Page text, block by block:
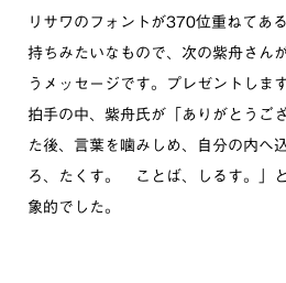
リサワのフォントが370位重ねてあ
持ちみたいなもので、次の紫舟さん
うメッセージです。プレゼントしま
拍手の中、紫舟氏が「ありがとうご
た後、言葉を噛みしめ、自分の内へ
ろ、たくす。 ことば、しるす。」
象的でした。